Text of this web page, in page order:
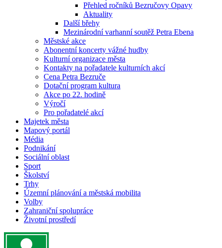
Přehled ročníků Bezručovy Opavy
Aktuality
Další břehy
Mezinárodní varhanní soutěž Petra Ebena
Městské akce
Abonentní koncerty vážné hudby
Kulturní organizace města
Kontakty na pořadatele kulturních akcí
Cena Petra Bezruče
Dotační program kultura
Akce po 22. hodině
Výročí
Pro pořadatelé akcí
Majetek města
Mapový portál
Média
Podnikání
Sociální oblast
Sport
Školství
Trhy
Územní plánování a městská mobilita
Volby
Zahraniční spolupráce
Životní prostředí